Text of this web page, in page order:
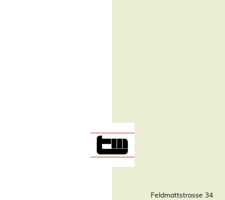
Feldmattstrasse 34